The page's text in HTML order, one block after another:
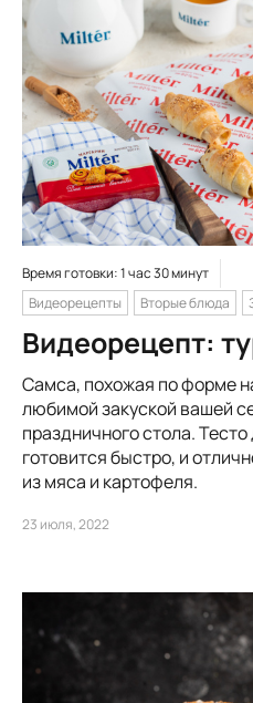
Время готовки: 1 час 30 минут
Видеорецепты
Вторые блюда
Видеорецепт:
Самса, похожая по форме
любимой закуской вашей
праздничного стола.
готовится быстро, и
из мяса и картофеля.
23 июля, 2022